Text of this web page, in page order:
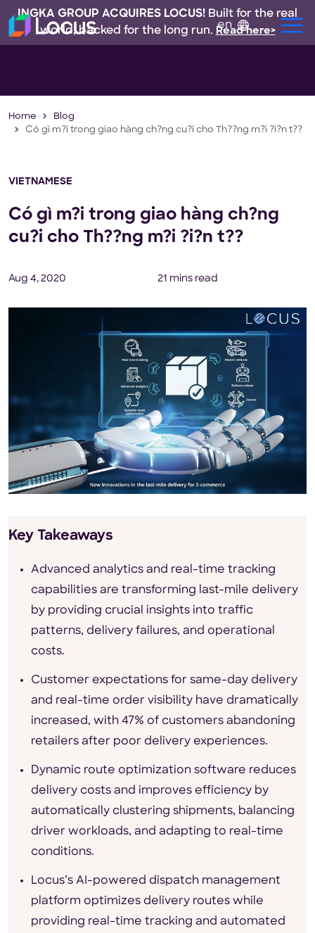
INGKA GROUP ACQUIRES LOCUS! Built for the real
world, backed for the long run. Read here>
en
Home
Blog
Có gì m?i trong giao hàng ch?ng cu?i cho Th??ng m?i ?i?n t??
VIETNAMESE
Có gì m?i trong giao hàng ch?ng
cu?i cho Th??ng m?i ?i?n t??
Aug 4, 2020 21 mins read
Key Takeaways
Advanced analytics and real-time tracking
capabilities are transforming last-mile delivery
by providing crucial insights into traffic
patterns, delivery failures, and operational
costs.
Customer expectations for same-day delivery
and real-time order visibility have dramatically
increased, with 47% of customers abandoning
retailers after poor delivery experiences.
Dynamic route optimization software reduces
delivery costs and improves efficiency by
automatically clustering shipments, balancing
driver workloads, and adapting to real-time
conditions.
Locus’s AI-powered dispatch management
platform optimizes delivery routes while
providing real-time tracking and automated